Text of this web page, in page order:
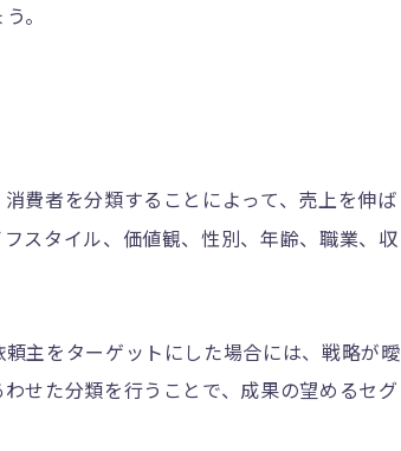
。
費者を分類することによって、売上を伸ば
スタイル、価値観、性別、年齢、職業、収
主をターゲットにした場合には、戦略が曖
せた分類を行うことで、成果の望めるセグ